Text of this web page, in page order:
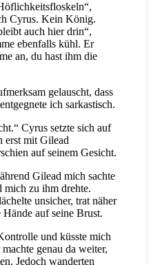
Cyrus. Kein König.
auch hier drin“,
ebenfalls kühl. Er
an, du hast ihm die
gelauscht, dass
ich sarkastisch.
Cyrus setzte sich auf
erst mit Gilead
auf seinem Gesicht.
Gilead mich sachte
mich zu ihm drehte.
unsicher, trat näher
auf seine Brust.
und küsste mich
genau da weiter,
Jedoch wanderten